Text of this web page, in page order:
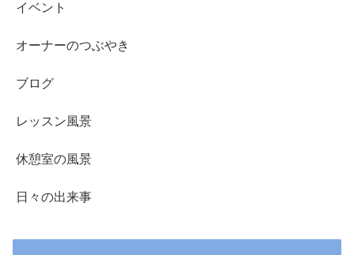
イベント
オーナーのつぶやき
ブログ
レッスン風景
休憩室の風景
日々の出来事